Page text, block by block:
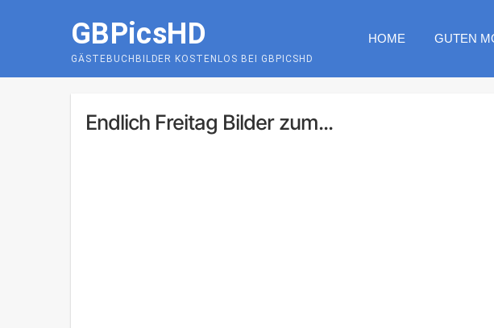
GBPicsHD
GÄSTEBUCHBILDER KOSTENLOS BEI GBPICSHD
HOME GUTEN
Endlich Freitag Bilder zum...